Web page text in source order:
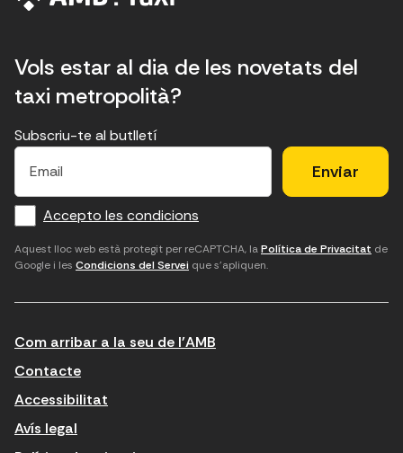
Vols estar al dia de les novetats del
taxi metropolità?
E
f
o
r
m
i
n
t
E
c
a
m
p
r
r
e
H
u
d
'
a
e
p
t
×
Subscriu-te al butlletí
E
a
i
Accepto les condicions
Aquest lloc web està protegit per reCAPTCHA, laPolítica de Privacitat de
Google i les Condicions del Servei que s'apliquen.
Com arribar a la seu de l'AMB
Contacte
Accessibilitat
Avís legal